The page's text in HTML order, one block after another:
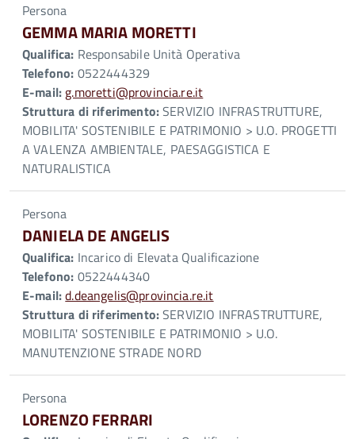
Persona
GEMMA MARIA MORETTI
Qualifica: Responsabile Unità Operativa
Telefono: 0522444329
E-mail: g.moretti@provincia.re.it
Struttura di riferimento:SERVIZIO INFRASTRUTTURE,
MOBILITA' SOSTENIBILE E PATRIMONIO > U.O. PROGETTI
A VALENZA AMBIENTALE, PAESAGGISTICA E
NATURALISTICA
Persona
DANIELA DE ANGELIS
Qualifica: Incarico di Elevata Qualificazione
Telefono: 0522444340
E-mail:d.deangelis@provincia.re.it
Struttura di riferimento:SERVIZIO INFRASTRUTTURE,
MOBILITA' SOSTENIBILE E PATRIMONIO > U.O.
MANUTENZIONE STRADE NORD
Persona
LORENZO FERRARI